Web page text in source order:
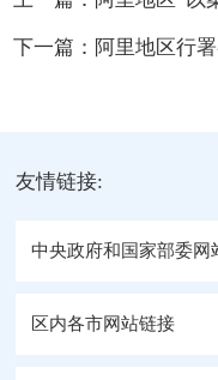
下一篇： 阿里地区行
友情链接:
中央政府和国家部委网
区内各市网站链接